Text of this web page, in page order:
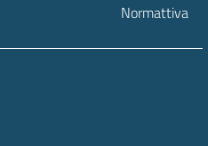
Normattiva